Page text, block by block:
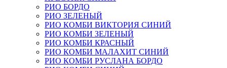
РИО БОРДО
РИО ЗЕЛЕНЫЙ
РИО КОМБИ ВИКТОРИЯ СИНИЙ
РИО КОМБИ ЗЕЛЕНЫЙ
РИО КОМБИ КРАСНЫЙ
РИО КОМБИ МАЛАХИТ СИНИЙ
РИО КОМБИ РУСЛАНА БОРДО